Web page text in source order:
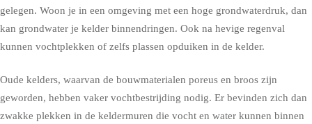
gelegen. Woon je in een omgeving met een hoge grondwaterdruk, dan
kan grondwater je kelder binnendringen. Ook na hevige regenval
kunnen vochtplekken of zelfs plassen opduiken in de kelder.
Oude kelders, waarvan de bouwmaterialen poreus en broos zijn
geworden, hebben vaker vochtbestrijding nodig. Er bevinden zich dan
zwakke plekken in de keldermuren die vocht en water kunnen binnen